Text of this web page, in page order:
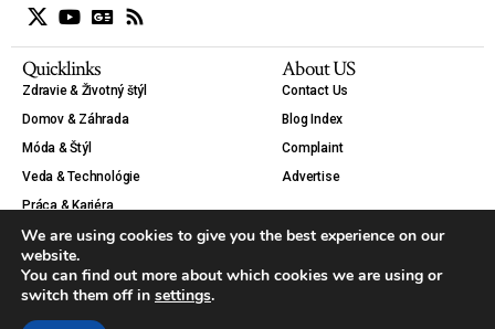
Quicklinks
Zdravie & Životný štýl
Domov & Záhrada
Móda & Štýl
Veda & Technológie
Práca & Kariéra
Krása
Auto & Moto
Tipy & Návody
About US
Contact Us
Blog Index
Complaint
Advertise
We are using cookies to give you the best experience on our
website.
You can find out more about which cookies we are using or
switch them off in settings.